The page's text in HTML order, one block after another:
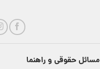
مسائل حقوقی و راهنما